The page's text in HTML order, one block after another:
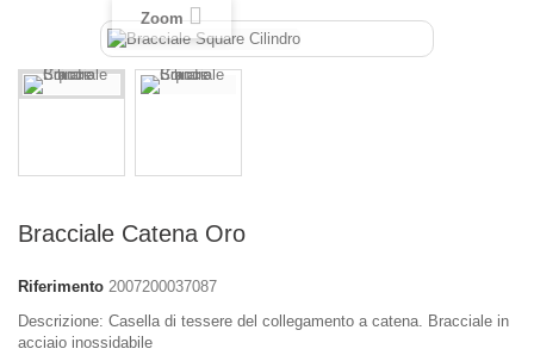
Zoom
Bracciale Catena Oro
Riferimento 2007200037087
Descrizione: Casella di tessere del collegamento a catena. Bracciale in
acciaio inossidabile